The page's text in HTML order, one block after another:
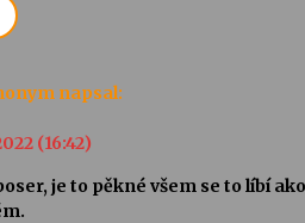
napsal:
(16:42)
je to pěkné všem se to líbí